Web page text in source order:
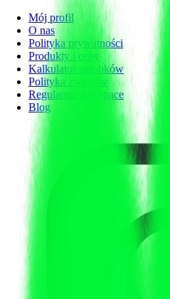
Mój profil
O nas
Polityka prywatności
Produkty i ceny
Kalkulator zarobków
Polityka zwrotów
Regulamin RefSpace
Blog